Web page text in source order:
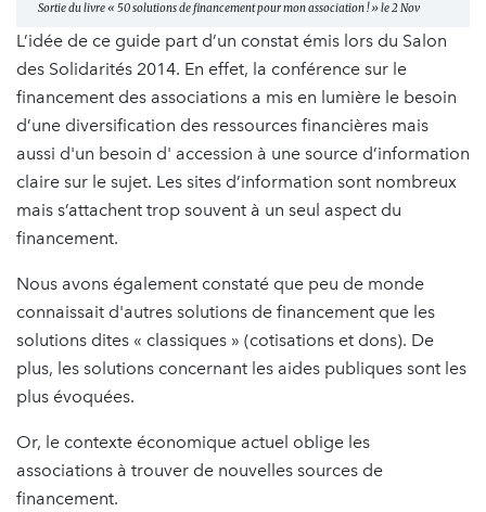
Sortie du livre « 50 solutions de financement pour mon association ! » le 2 Nov
L’idée de ce guide part d’un constat émis lors du Salon
des Solidarités 2014. En effet, la conférence sur le
financement des associations a mis en lumière le besoin
d’une diversification des ressources financières mais
aussi d'un besoin d' accession à une source d’information
claire sur le sujet. Les sites d’information sont nombreux
mais s’attachent trop souvent à un seul aspect du
financement.
Nous avons également constaté que peu de monde
connaissait d'autres solutions de financement que les
solutions dites « classiques » (cotisations et dons). De
plus, les solutions concernant les aides publiques sont les
plus évoquées.
Or, le contexte économique actuel oblige les
associations à trouver de nouvelles sources de
financement.